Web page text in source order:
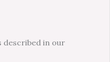
described in our